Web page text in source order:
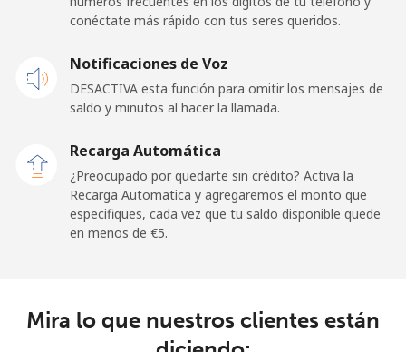
Ghana
Línea fija ⁦32.5¢⁩
⁦€10⁩
⁦25.9¢⁩
38 min por
-
conéctate más rápido con tus seres queridos.
Notificaciones de Voz
DESACTIVA esta función para omitir los mensajes de
saldo y minutos al hacer la llamada.
Recarga Automática
¿Preocupado por quedarte sin crédito? Activa la
Recarga Automatica y agregaremos el monto que
especifiques, cada vez que tu saldo disponible quede
en menos de ⁦€5⁩.
Mira lo que nuestros clientes están